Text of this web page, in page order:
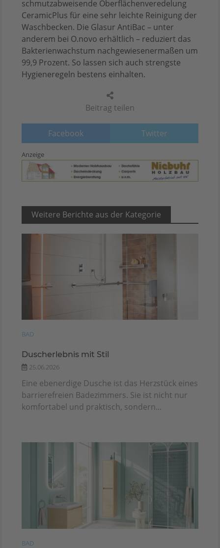
Beitrag teilen
Facebook Twitter
schmutzabweisende Oberflächenveredelung
CeramicPlus für eine sehr leichte Reinigung der
Waschbecken. Die Glasur AntiBac – unter
anderem bei O.novo erhältlich – reduziert das
Bakterienwachstum nachgewiesenermaßen um
99,9 Prozent. So lassen sich auch strengste
Hygieneregeln bestens einhalten.
Anzeige
Weitere Berichte aus der Kategorie
BAD
Duscherlebnis mit Stil
25.06.2026
Eine ebenerdige Dusche ist das Herzstück eines
barrierefreien Badezimmers. Sie ist nicht nur
komfortabel und praktisch, sondern...
BAD